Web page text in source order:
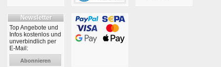
Newsletter
Top Angebote und
Infos kostenlos und
unverbindlich per
E-Mail:
Abonnieren